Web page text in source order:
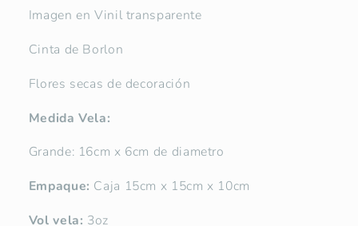
Imagen en Vinil transparente
Cinta de Borlon
Flores secas de decoración
Medida Vela:
Grande: 16cm x 6cm de diametro
Empaque: Caja 15cm x 15cm x 10cm
Vol vela: 3oz